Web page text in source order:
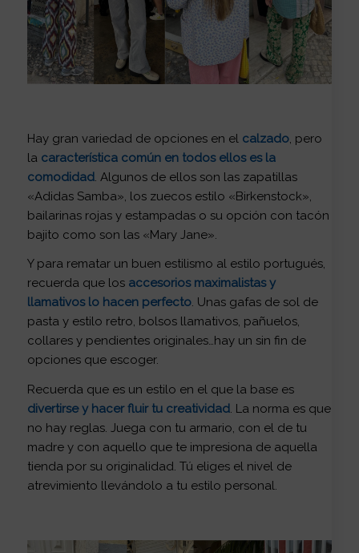
Hay gran variedad de opciones en el calzado, pero
la característica común en todos ellos es la
comodidad. Algunos de ellos son las zapatillas
«Adidas Samba», los zuecos estilo «Birkenstock»,
bailarinas rojas y estampadas o su opción con tacón
bajito como son las «Mary Jane».
Y para rematar un buen estilismo al estilo portugués,
recuerda que los accesorios maximalistas y
llamativos lo hacen perfecto. Unas gafas de sol de
pasta y estilo retro, bolsos llamativos, pañuelos,
collares y pendientes originales…hay un sin fin de
opciones que escoger.
Recuerda que es un estilo en el que la base es
divertirse y hacer fluir tu creatividad. La norma es que
no hay reglas. Juega con tu armario, con el de tu
madre y con aquello que te impresiona de aquella
tienda por su originalidad. Tú eliges el nivel de
atrevimiento llevándolo a tu estilo personal.